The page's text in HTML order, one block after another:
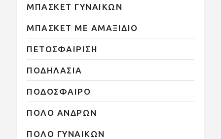
ΜΠΑΣΚΕΤ ΓΥΝΑΙΚΩΝ
ΜΠΑΣΚΕΤ ΜΕ ΑΜΑΞΙΔΙΟ
ΠΕΤΟΣΦΑΙΡΙΣΗ
ΠΟΔΗΛΑΣΙΑ
ΠΟΔΟΣΦΑΙΡΟ
ΠΟΛΟ ΑΝΔΡΩΝ
ΠΟΛΟ ΓΥΝΑΙΚΩΝ